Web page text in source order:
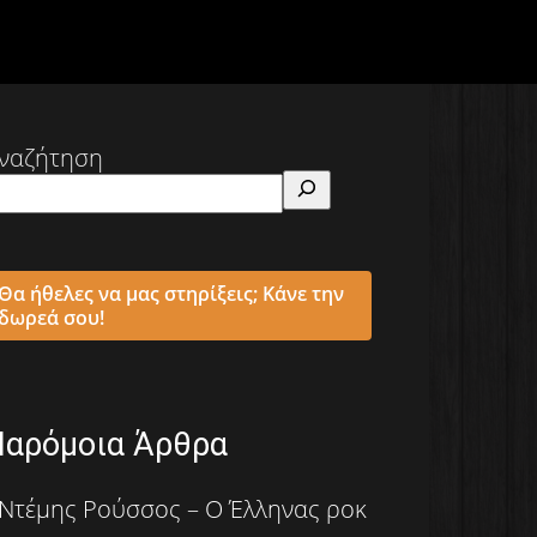
ήθελες να μας στηρίξεις; Κάνε την
σου!
Άρθρα
Ρούσσος – Ο Έλληνας ροκ